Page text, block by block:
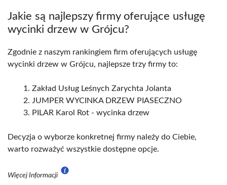
Jakie są najlepszy firmy oferujące usługę
wycinki drzew w Grójcu?
Zgodnie z naszym rankingiem firm oferujących usługę
wycinki drzew w Grójcu, najlepsze trzy firmy to:
Zakład Usług Leśnych Zarychta Jolanta
JUMPER WYCINKA DRZEW PIASECZNO
PILAR Karol Rot - wycinka drzew
Decyzja o wyborze konkretnej firmy należy do Ciebie,
warto rozważyć wszystkie dostępne opcje.
Więcej Informacji